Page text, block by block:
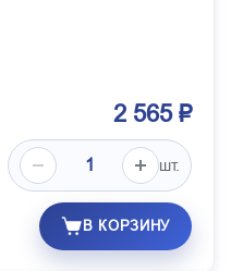
2 565 ₽
шт.
В КОРЗИНУ